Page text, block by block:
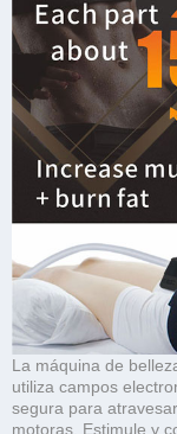
La máquina de
utiliza campos
segura para
motoras. Estimule y